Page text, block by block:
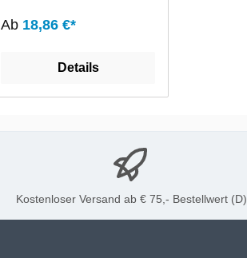
hergestellt.
Ab 18,86 €*
Details
Kostenloser Versand ab € 75,- Bestellwert (D)